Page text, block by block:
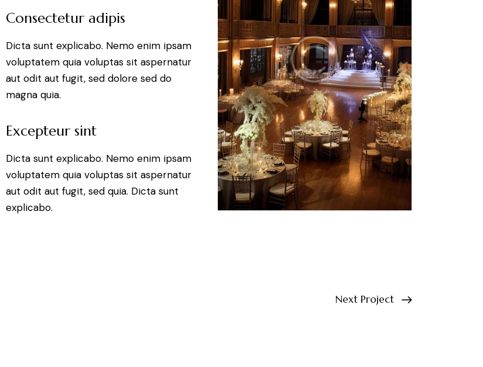
Consectetur adipis
Dicta sunt explicabo. Nemo enim ipsam
voluptatem quia voluptas sit aspernatur
aut odit aut fugit, sed dolore sed do
magna quia.
Excepteur sint
Dicta sunt explicabo. Nemo enim ipsam
voluptatem quia voluptas sit aspernatur
aut odit aut fugit, sed quia. Dicta sunt
explicabo.
Next Project